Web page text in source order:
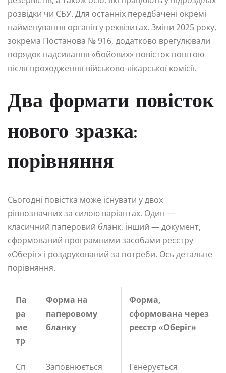
розвідки чи СБУ. Для останніх передбачені окремі
найменування органів у реквізитах. Зміни 2025 року,
зокрема Постанова № 916, додатково врегулювали
порядок надсилання «бойових» повісток поштою
після проходження військово-лікарської комісії.
Два формати повісток
нового зразка:
порівняння
Сьогодні повістка може існувати у двох
рівнозначних за силою варіантах. Один —
класичний паперовий бланк, інший — документ,
сформований програмними засобами реєстру
«Оберіг» і роздрукований за потреби. Ось детальне
порівняння.
Па
ра
ме
тр
Форма на
паперовому
бланку
Форма,
сформована через
реєстр «Оберіг»
Сп
Заповнюється
Генерується